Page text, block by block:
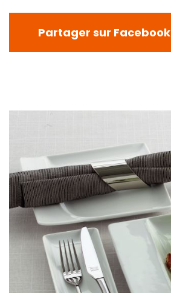
Partager sur Facebook